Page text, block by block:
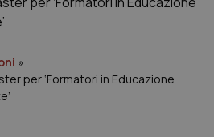
»
per ‘Formatori in Educazione